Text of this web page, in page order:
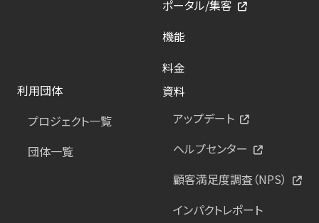
ポータル/集客
機能
料金
利用団体
プロジェクト一覧
団体一覧
資料
アップデート
ヘルプセンター
顧客満足度調査（NPS）
インパクトレポート